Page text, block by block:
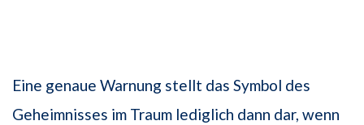
Eine genaue Warnung stellt das Symbol des
Geheimnisses im Traum lediglich dann dar, wenn